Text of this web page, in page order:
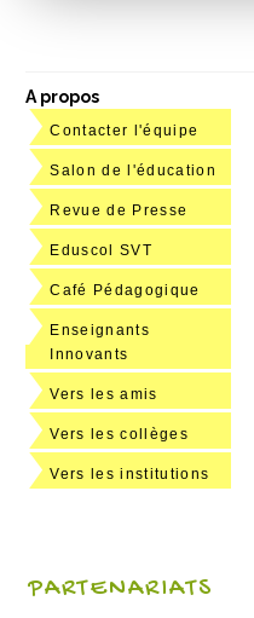
A propos
Contacter l'équipe
Salon de l'éducation
Revue de Presse
Eduscol SVT
Café Pédagogique
Enseignants
Innovants
Vers les amis
Vers les collèges
Vers les institutions
PARTENARIATS